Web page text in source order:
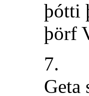
þótti
þörf
7.
Geta